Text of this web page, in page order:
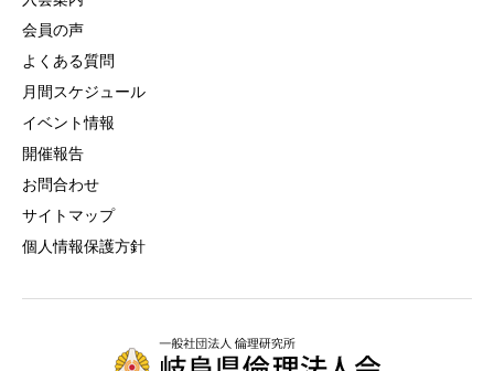
会員の声
よくある質問
月間スケジュール
イベント情報
開催報告
お問合わせ
サイトマップ
個人情報保護方針